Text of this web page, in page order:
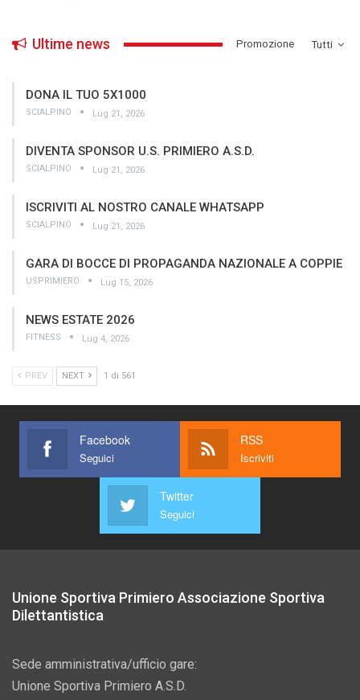
Tutti
Ultime news ­Promozione
DONA IL TUO 5X1000
SCIALPINO Lug 21, 2026
DIVENTA SPONSOR U.S. PRIMIERO A.S.D.
SCIALPINO Lug 21, 2026
ISCRIVITI AL NOSTRO CANALE WHATSAPP
SCIALPINO Lug 21, 2026
GARA DI BOCCE DI PROPAGANDA NAZIONALE A COPPIE
USPRIMIERO Lug 15, 2026
NEWS ESTATE 2026
FITNESS Lug 4, 2026
PREV NEXT 1 di 561
Facebook
Seguici
RSS
Iscriviti
Twitter
Seguici
Unione Sportiva Primiero Associazione Sportiva
Dilettantistica
Sede amministrativa/ufficio gare:
Unione Sportiva Primiero A.S.D.